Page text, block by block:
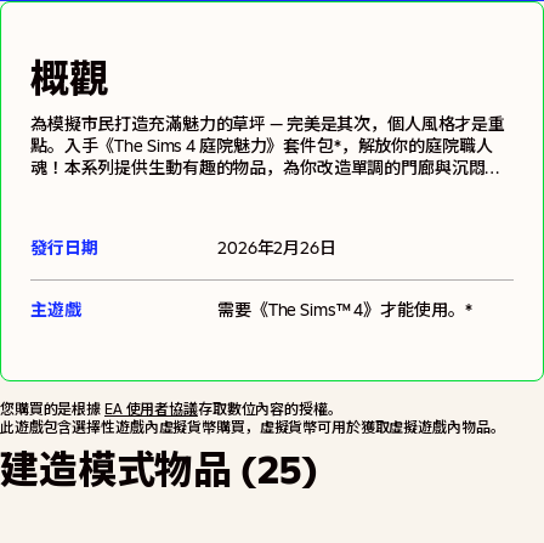
概觀
為模擬市民打造充滿魅力的草坪 — 完美是其次，個人風格才是重
點。入手《The Sims 4 庭院魅力》套件包*，解放你的庭院職人
魂！本系列提供生動有趣的物品，為你改造單調的門廊與沉悶的
都能亮眼有型、侃侃而談，完全不輸高斯家族。創作者：
Ravasheen。
發行日期 2026年2月26日
主遊戲 需要《The Sims™ 4》才能使用。*
您購買的是根據 EA 使用者協議存取數位內容的授權。
此遊戲包含選擇性遊戲內虛擬貨幣購買，虛擬貨幣可用於獲取虛擬遊戲內物品。
建造模式物品 (25)